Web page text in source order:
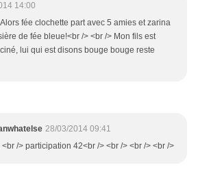
14:00
fée clochette part avec 5 amies et zarina
de fée bleue!<br /> <br /> Mon fils est
lui qui est disons bouge bouge reste
28/03/2014 09:41
<br /> participation 42<br /> <br /> <br /> <br />